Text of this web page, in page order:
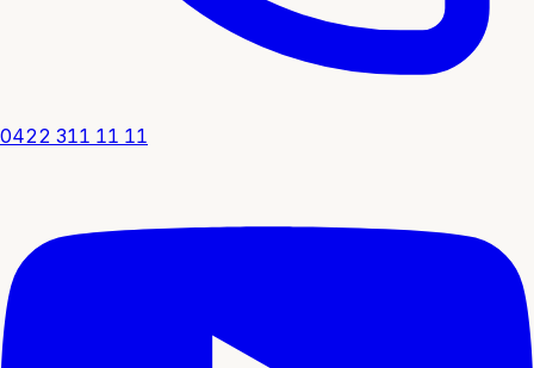
0422 311 11 11